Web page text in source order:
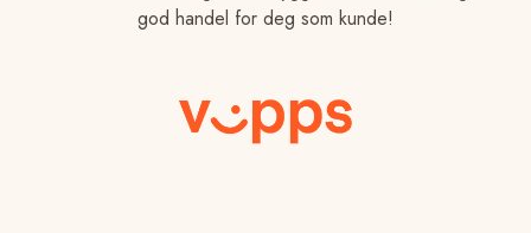
god handel for deg som kunde!